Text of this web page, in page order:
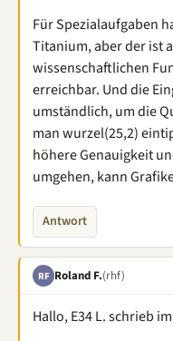
Für Spezialaufgaben
Titanium, aber der ist
wissenschaftlichen
erreichbar. Und die
umständlich, um die
man wurzel(25,2)
höhere Genauigkeit
umgehen, kann
Antwort
RF Roland F.(rhf)
Hallo, E34 L. schrieb